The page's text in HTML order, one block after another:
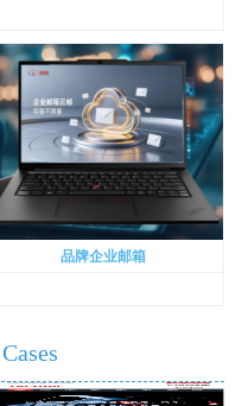
品牌企业邮箱
Cases